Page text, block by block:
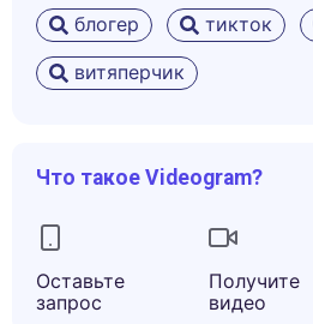
блогер тикток
витяперчик
Что такое Videogram?
Оставьте
запрос
Получите
видео